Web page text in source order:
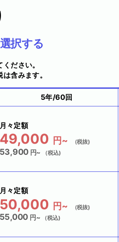
択する
ださい。
含みます。
5年/60回
月々定額
49,000 円~ （税抜)
53,900 円~ （税込)
月々定額
50,000 円~ （税抜)
55,000 円~ （税込)